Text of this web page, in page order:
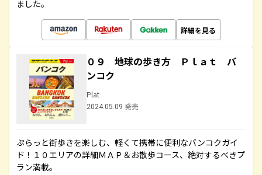
ました。
詳細を見る
０９ 地球の歩き方 Ｐｌａｔ バ
ンコク
Plat
2024.05.09 発売
ぷらっと街歩きを楽しむ、軽くて携帯に便利なバンコクガイ
ド！１０エリアの詳細ＭＡＰ＆お散歩コース、絶対するべきプ
ラン満載。